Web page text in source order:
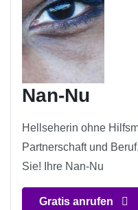
Nan-Nu
Hellseherin ohne
Partnerschaft und
Sie! Ihre Nan-Nu
Gratis anrufen